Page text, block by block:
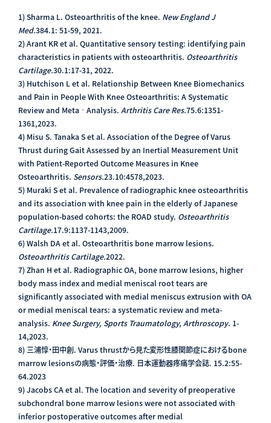
1) Sharma L. Osteoarthritis of the knee. New England J
Med.384.1: 51-59, 2021.
2) Arant KR et al. Quantitative sensory testing: identifying pain
characteristics in patients with osteoarthritis. Osteoarthritis
Cartilage.30.1:17-31, 2022.
3) Hutchison L et al. Relationship Between Knee Biomechanics
and Pain in People With Knee Osteoarthritis: A Systematic
Review and Meta‐ Analysis. Arthritis Care Res.75.6:1351-
1361,2023.
4) Misu S. Tanaka S et al. Association of the Degree of Varus
Thrust during Gait Assessed by an Inertial Measurement Unit
with Patient-Reported Outcome Measures in Knee
Osteoarthritis. Sensors.23.10:4578,2023.
5) Muraki S et al. Prevalence of radiographic knee osteoarthritis
and its association with knee pain in the elderly of Japanese
population-based cohorts: the ROAD study. Osteoarthritis
Cartilage.17.9:1137-1143,2009.
6) Walsh DA et al. Osteoarthritis bone marrow lesions.
Osteoarthritis Cartilage.2022.
7) Zhan H et al. Radiographic OA, bone marrow lesions, higher
body mass index and medial meniscal root tears are
significantly associated with medial meniscus extrusion with OA
or medial meniscal tears: a systematic review and meta-
analysis. Knee Surgery, Sports Traumatology, Arthroscopy. 1-
14,2023.
8) 三浦惇・田中創. Varus thrustから見た変形性膝関節症におけるbone
marrow lesionsの病態・評価・治療. 日本運動器疼痛学会誌. 15.2:55-
64.2023
9) Jacobs CA et al. The location and severity of preoperative
subchondral bone marrow lesions were not associated with
inferior postoperative outcomes after medial